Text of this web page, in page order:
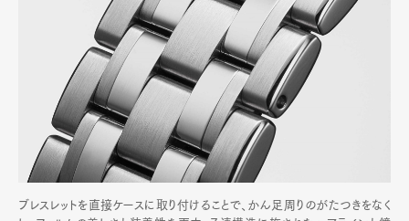
ブレスレットを直接ケースに取り付けることで、かん足周りのがたつきをなく